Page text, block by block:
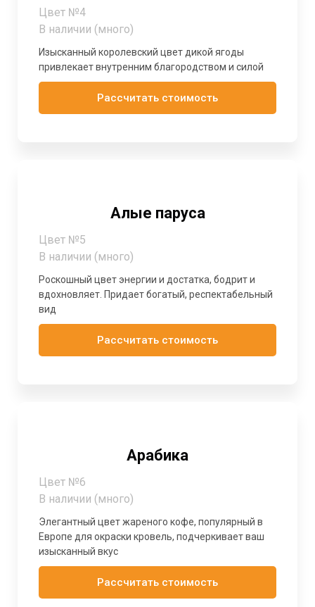
Цвет №4
В наличии (много)
Изысканный королевский цвет дикой ягоды
привлекает внутренним благородством и силой
Рассчитать стоимость
Алые паруса
Цвет №5
В наличии (много)
Роскошный цвет энергии и достатка, бодрит и
вдохновляет. Придает богатый, респектабельный
вид
Рассчитать стоимость
Арабика
Цвет №6
В наличии (много)
Элегантный цвет жареного кофе, популярный в
Европе для окраски кровель, подчеркивает ваш
изысканный вкус
Рассчитать стоимость